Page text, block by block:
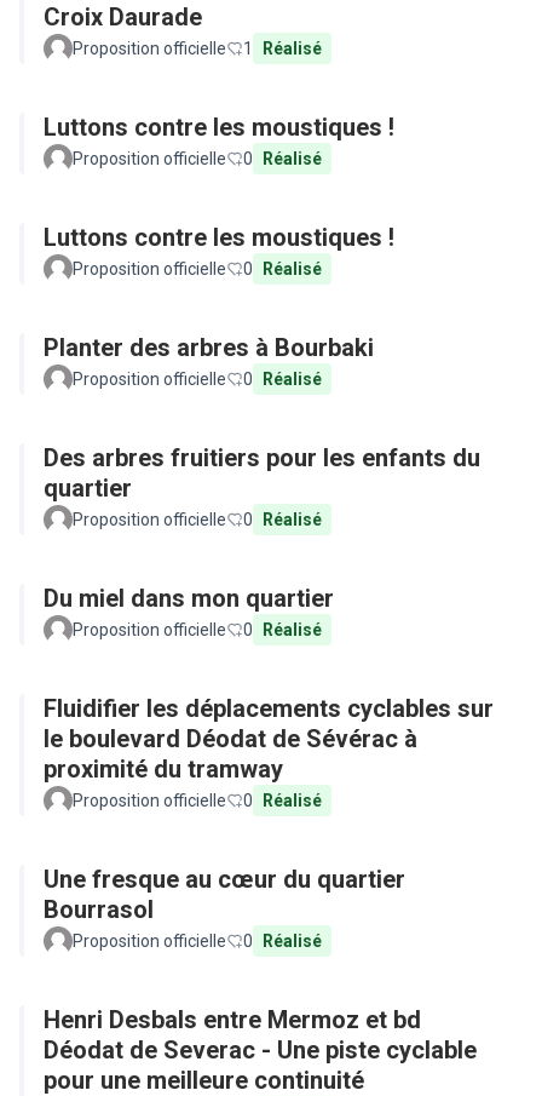
Croix Daurade
Proposition officielle 1 Réalisé
Luttons contre les moustiques !
Proposition officielle 0 Réalisé
Luttons contre les moustiques !
Proposition officielle 0 Réalisé
Planter des arbres à Bourbaki
Proposition officielle 0 Réalisé
Des arbres fruitiers pour les enfants du
quartier
Proposition officielle 0 Réalisé
Du miel dans mon quartier
Proposition officielle 0 Réalisé
Fluidifier les déplacements cyclables sur
le boulevard Déodat de Sévérac à
proximité du tramway
Proposition officielle 0 Réalisé
Une fresque au cœur du quartier
Bourrasol
Proposition officielle 0 Réalisé
Henri Desbals entre Mermoz et bd
Déodat de Severac - Une piste cyclable
pour une meilleure continuité